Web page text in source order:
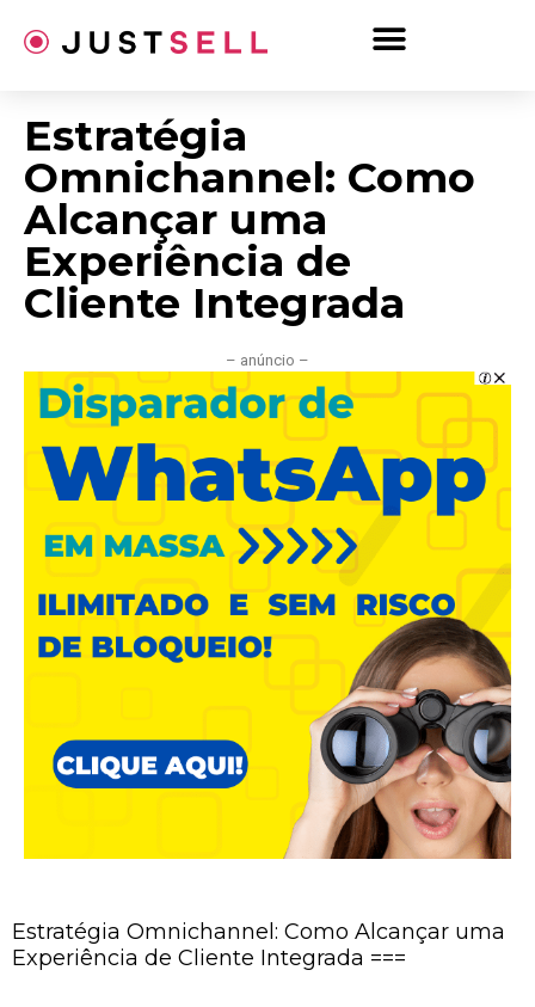
para
Estratégia
Omnichannel: Como
Alcançar uma
Experiência de
Cliente Integrada
– anúncio –
Estratégia Omnichannel: Como Alcançar uma
Experiência de Cliente Integrada ===